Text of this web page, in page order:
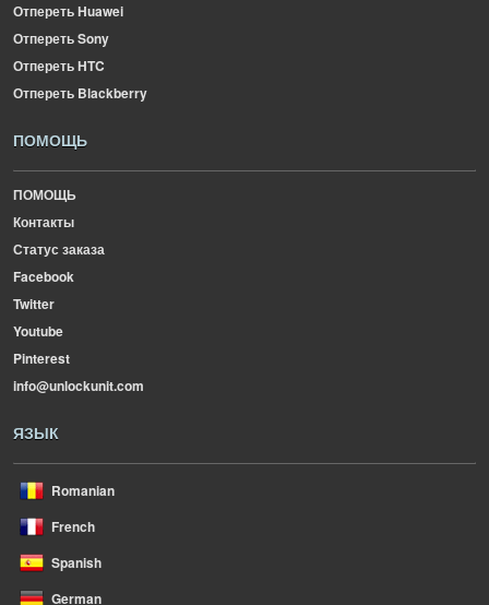
Отпереть Huawei
Отпереть Sony
Отпереть HTC
Отпереть Blackberry
ПОМОЩЬ
ПОМОЩЬ
Контакты
Статус заказа
Facebook
Twitter
Youtube
Pinterest
info@unlockunit.com
ЯЗЫК
Romanian
French
Spanish
German